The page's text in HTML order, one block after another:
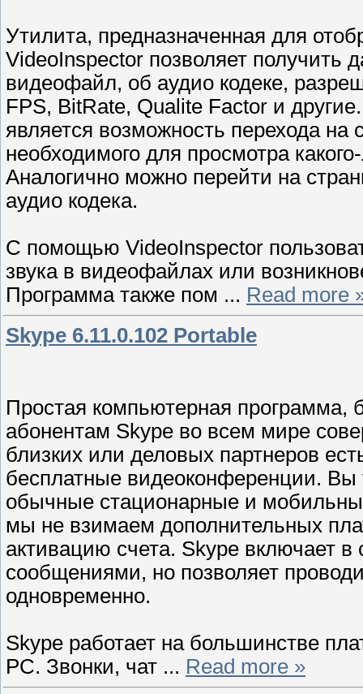
Утилита, предназначенная для
VideoInspector позволяет получить
видеофайл, об аудио кодеке,
FPS, BitRate, Qualite Factor и
является возможность перехода на
необходимого для просмотра
Аналогично можно перейти на
аудио кодека.
С помощью VideoInspector
звука в видеофайлах или
Программа также пом ... Read more
Skype 6.11.0.102 Portable
Простая компьютерная программа,
абонентам Skype во всем мире
близких или деловых партнеров
бесплатные видеоконференции. Вы
обычные стационарные и
мы не взимаем дополнительных
активацию счета. Skype включает
сообщениями, но позволяет
одновременно.
Skype работает на большинстве
PC. Звонки, чат ... Read more »